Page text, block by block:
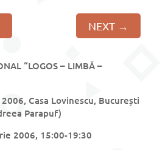
NEXT →
“LOGOS – LIMBĂ –
Casa Lovinescu, București
Parapuf)
2006, 15:00-19:30